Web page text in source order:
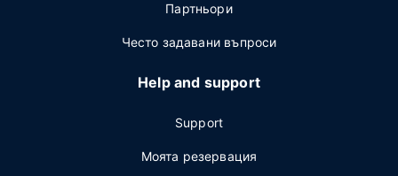
Партньори
Често задавани въпроси
Help and support
Support
Моята резервация